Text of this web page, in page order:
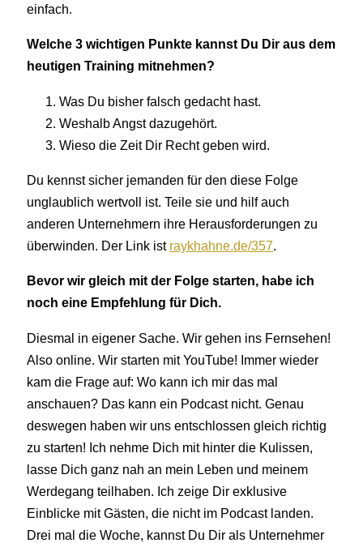
einfach.
Welche 3 wichtigen Punkte kannst Du Dir aus dem
heutigen Training mitnehmen?
Was Du bisher falsch gedacht hast.
Weshalb Angst dazugehört.
Wieso die Zeit Dir Recht geben wird.
Du kennst sicher jemanden für den diese Folge
unglaublich wertvoll ist. Teile sie und hilf auch
anderen Unternehmern ihre Herausforderungen zu
überwinden. Der Link ist raykhahne.de/357.
Bevor wir gleich mit der Folge starten, habe ich
noch eine Empfehlung für Dich.
Diesmal in eigener Sache. Wir gehen ins Fernsehen!
Also online. Wir starten mit YouTube! Immer wieder
kam die Frage auf: Wo kann ich mir das mal
anschauen? Das kann ein Podcast nicht. Genau
deswegen haben wir uns entschlossen gleich richtig
zu starten! Ich nehme Dich mit hinter die Kulissen,
lasse Dich ganz nah an mein Leben und meinem
Werdegang teilhaben. Ich zeige Dir exklusive
Einblicke mit Gästen, die nicht im Podcast landen.
Drei mal die Woche, kannst Du Dir als Unternehmer